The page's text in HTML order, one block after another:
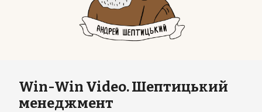
Win-Win Video. Шептицький
менеджмент